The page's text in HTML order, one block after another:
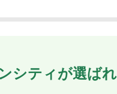
シティが選ば